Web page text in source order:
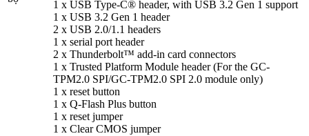
1 x USB Type-C® header, with USB 3.2 Gen 1 support
1 x USB 3.2 Gen 1 header
2 x USB 2.0/1.1 headers
1 x serial port header
2 x Thunderbolt™ add-in card connectors
1 x Trusted Platform Module header (For the GC-
TPM2.0 SPI/GC-TPM2.0 SPI 2.0 module only)
1 x reset button
1 x Q-Flash Plus button
1 x reset jumper
1 x Clear CMOS jumper